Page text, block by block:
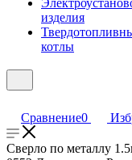
изделия
котлы
Сравнение0
Сверло по металлу